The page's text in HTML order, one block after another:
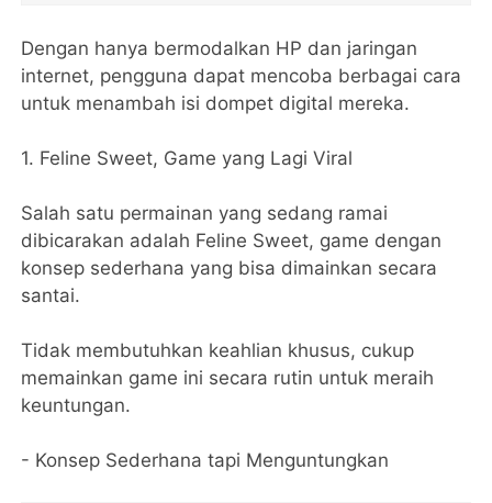
Dengan hanya bermodalkan HP dan jaringan
internet, pengguna dapat mencoba berbagai cara
untuk menambah isi dompet digital mereka.
1. Feline Sweet, Game yang Lagi Viral
Salah satu permainan yang sedang ramai
dibicarakan adalah Feline Sweet, game dengan
konsep sederhana yang bisa dimainkan secara
santai.
Tidak membutuhkan keahlian khusus, cukup
memainkan game ini secara rutin untuk meraih
keuntungan.
- Konsep Sederhana tapi Menguntungkan